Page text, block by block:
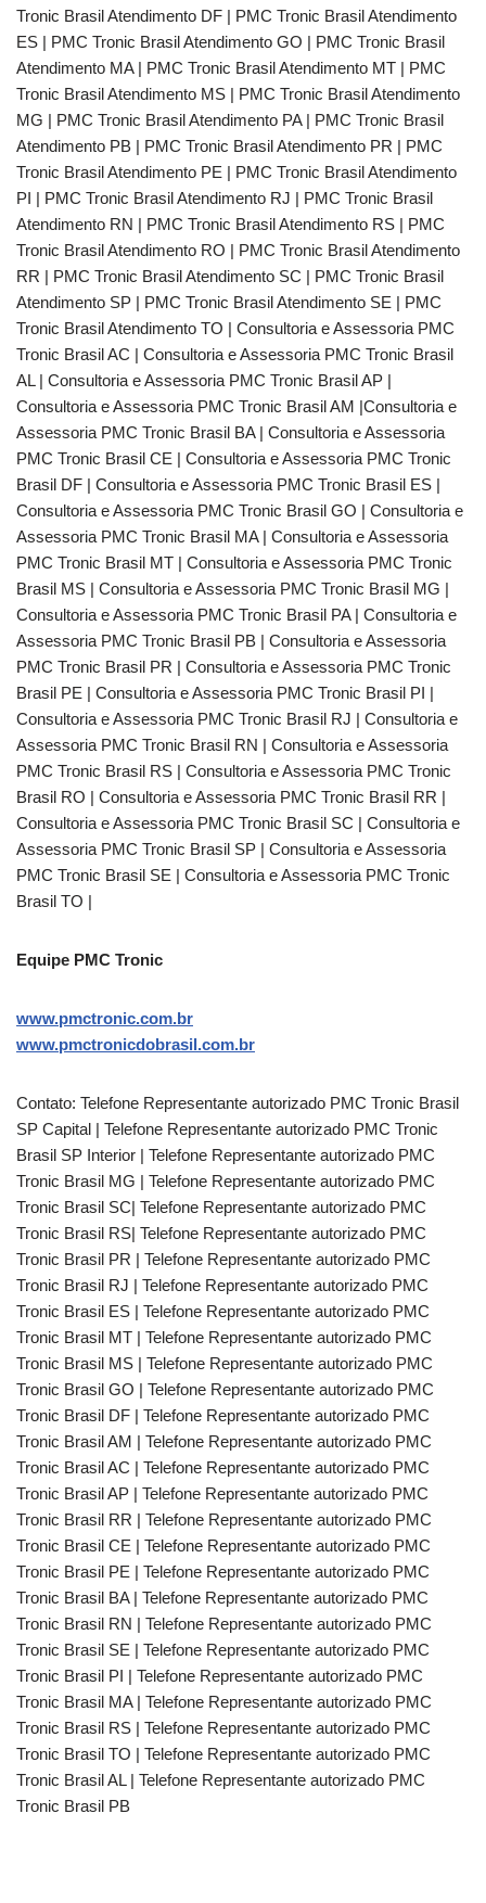
Tronic Brasil Atendimento DF | PMC Tronic Brasil Atendimento
ES | PMC Tronic Brasil Atendimento GO | PMC Tronic Brasil
Atendimento MA | PMC Tronic Brasil Atendimento MT | PMC
Tronic Brasil Atendimento MS | PMC Tronic Brasil Atendimento
MG | PMC Tronic Brasil Atendimento PA | PMC Tronic Brasil
Atendimento PB | PMC Tronic Brasil Atendimento PR | PMC
Tronic Brasil Atendimento PE | PMC Tronic Brasil Atendimento
PI | PMC Tronic Brasil Atendimento RJ | PMC Tronic Brasil
Atendimento RN | PMC Tronic Brasil Atendimento RS | PMC
Tronic Brasil Atendimento RO | PMC Tronic Brasil Atendimento
RR | PMC Tronic Brasil Atendimento SC | PMC Tronic Brasil
Atendimento SP | PMC Tronic Brasil Atendimento SE | PMC
Tronic Brasil Atendimento TO | Consultoria e Assessoria PMC
Tronic Brasil AC | Consultoria e Assessoria PMC Tronic Brasil
AL | Consultoria e Assessoria PMC Tronic Brasil AP |
Consultoria e Assessoria PMC Tronic Brasil AM |Consultoria e
Assessoria PMC Tronic Brasil BA | Consultoria e Assessoria
PMC Tronic Brasil CE | Consultoria e Assessoria PMC Tronic
Brasil DF | Consultoria e Assessoria PMC Tronic Brasil ES |
Consultoria e Assessoria PMC Tronic Brasil GO | Consultoria e
Assessoria PMC Tronic Brasil MA | Consultoria e Assessoria
PMC Tronic Brasil MT | Consultoria e Assessoria PMC Tronic
Brasil MS | Consultoria e Assessoria PMC Tronic Brasil MG |
Consultoria e Assessoria PMC Tronic Brasil PA | Consultoria e
Assessoria PMC Tronic Brasil PB | Consultoria e Assessoria
PMC Tronic Brasil PR | Consultoria e Assessoria PMC Tronic
Brasil PE | Consultoria e Assessoria PMC Tronic Brasil PI |
Consultoria e Assessoria PMC Tronic Brasil RJ | Consultoria e
Assessoria PMC Tronic Brasil RN | Consultoria e Assessoria
PMC Tronic Brasil RS | Consultoria e Assessoria PMC Tronic
Brasil RO | Consultoria e Assessoria PMC Tronic Brasil RR |
Consultoria e Assessoria PMC Tronic Brasil SC | Consultoria e
Assessoria PMC Tronic Brasil SP | Consultoria e Assessoria
PMC Tronic Brasil SE | Consultoria e Assessoria PMC Tronic
Brasil TO |
Equipe PMC Tronic
www.pmctronic.com.br
www.pmctronicdobrasil.com.br
Contato: Telefone Representante autorizado PMC Tronic Brasil
SP Capital | Telefone Representante autorizado PMC Tronic
Brasil SP Interior | Telefone Representante autorizado PMC
Tronic Brasil MG | Telefone Representante autorizado PMC
Tronic Brasil SC| Telefone Representante autorizado PMC
Tronic Brasil RS| Telefone Representante autorizado PMC
Tronic Brasil PR | Telefone Representante autorizado PMC
Tronic Brasil RJ | Telefone Representante autorizado PMC
Tronic Brasil ES | Telefone Representante autorizado PMC
Tronic Brasil MT | Telefone Representante autorizado PMC
Tronic Brasil MS | Telefone Representante autorizado PMC
Tronic Brasil GO | Telefone Representante autorizado PMC
Tronic Brasil DF | Telefone Representante autorizado PMC
Tronic Brasil AM | Telefone Representante autorizado PMC
Tronic Brasil AC | Telefone Representante autorizado PMC
Tronic Brasil AP | Telefone Representante autorizado PMC
Tronic Brasil RR | Telefone Representante autorizado PMC
Tronic Brasil CE | Telefone Representante autorizado PMC
Tronic Brasil PE | Telefone Representante autorizado PMC
Tronic Brasil BA | Telefone Representante autorizado PMC
Tronic Brasil RN | Telefone Representante autorizado PMC
Tronic Brasil SE | Telefone Representante autorizado PMC
Tronic Brasil PI | Telefone Representante autorizado PMC
Tronic Brasil MA | Telefone Representante autorizado PMC
Tronic Brasil RS | Telefone Representante autorizado PMC
Tronic Brasil TO | Telefone Representante autorizado PMC
Tronic Brasil AL | Telefone Representante autorizado PMC
Tronic Brasil PB